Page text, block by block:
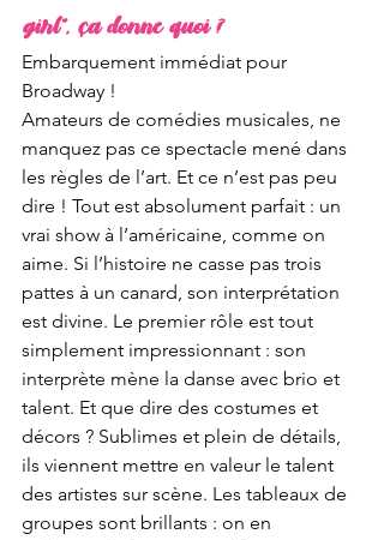
girl”, ça donne quoi ?
Embarquement immédiat pour
Broadway !
Amateurs de comédies musicales, ne
manquez pas ce spectacle mené dans
les règles de l’art. Et ce n’est pas peu
dire ! Tout est absolument parfait : un
vrai show à l’américaine, comme on
aime. Si l’histoire ne casse pas trois
pattes à un canard, son interprétation
est divine. Le premier rôle est tout
simplement impressionnant : son
interprète mène la danse avec brio et
talent. Et que dire des costumes et
décors ? Sublimes et plein de détails,
ils viennent mettre en valeur le talent
des artistes sur scène. Les tableaux de
groupes sont brillants : on en